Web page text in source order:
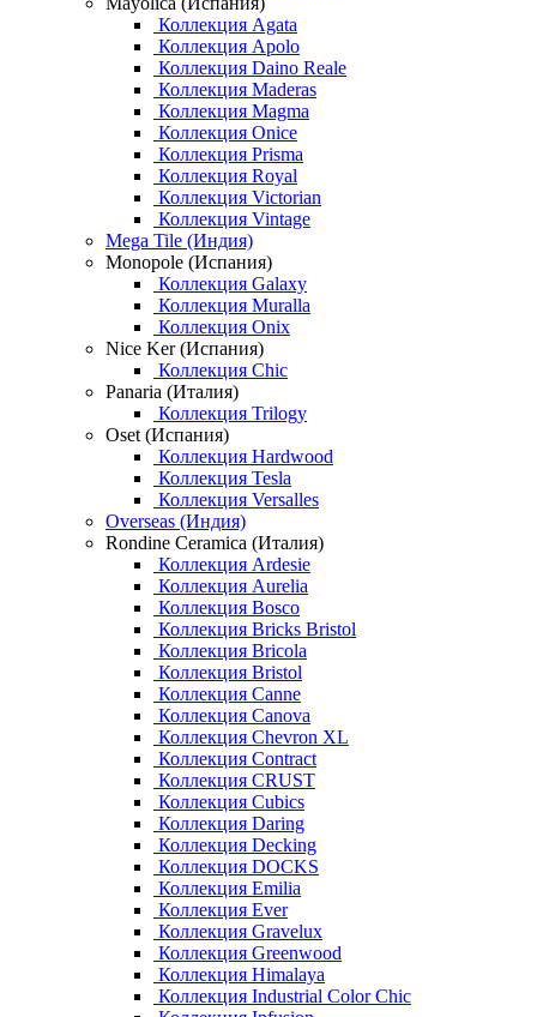
Коллекция Agata
Коллекция Apolo
Коллекция Daino Reale
Коллекция Maderas
Коллекция Magma
Коллекция Onice
Коллекция Prisma
Коллекция Royal
Коллекция Victorian
Коллекция Vintage
Mega Tile (Индия)
Monopole (Испания)
Коллекция Galaxy
Коллекция Muralla
Коллекция Onix
Nice Ker (Испания)
Коллекция Chic
Panaria (Италия)
Коллекция Trilogy
Oset (Испания)
Коллекция Hardwood
Коллекция Tesla
Коллекция Versalles
Overseas (Индия)
Rondine Ceramica (Италия)
Коллекция Ardesie
Коллекция Aurelia
Коллекция Bosco
Коллекция Bricks Bristol
Коллекция Bricola
Коллекция Bristol
Коллекция Canne
Коллекция Canova
Коллекция Chevron XL
Коллекция Contract
Коллекция CRUST
Коллекция Cubics
Коллекция Daring
Коллекция Decking
Коллекция DOCKS
Коллекция Emilia
Коллекция Ever
Коллекция Gravelux
Коллекция Greenwood
Коллекция Himalaya
Коллекция Industrial Color Chic